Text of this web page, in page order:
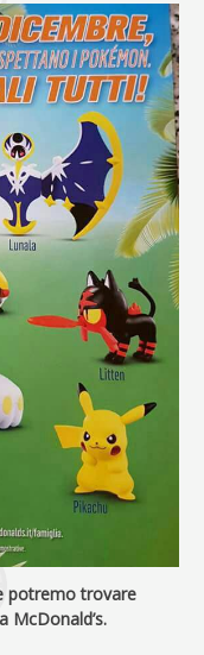
potremo trovare
McDonald’s.